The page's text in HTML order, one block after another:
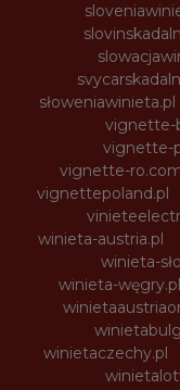
słoweniawinieta.pl
vignette-
vignette-
vignette-
vignettepoland.pl
winieta-austria.pl
winieta-
winieta-węgry.pl
winietaczechy.pl